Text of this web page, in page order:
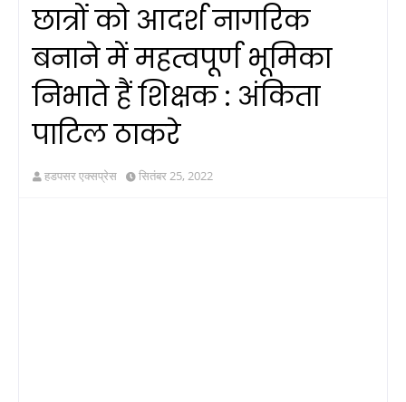
छात्रों को आदर्श नागरिक
बनाने में महत्वपूर्ण भूमिका
निभाते हैं शिक्षक : अंकिता
पाटिल ठाकरे
हडपसर एक्सप्रेस सितंबर 25, 2022